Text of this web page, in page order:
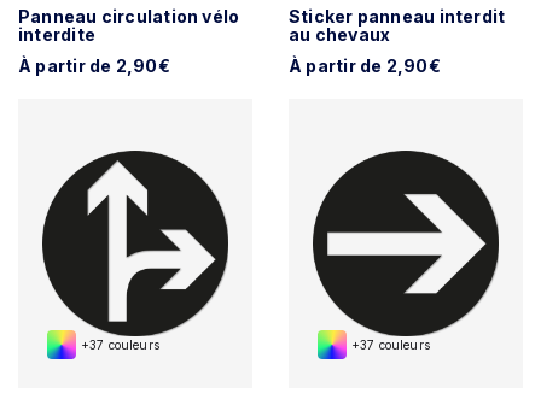
Panneau circulation vélo
interdite
À partir de 2,90€
Sticker panneau interdit
au chevaux
À partir de 2,90€
+37 couleurs +37 couleurs